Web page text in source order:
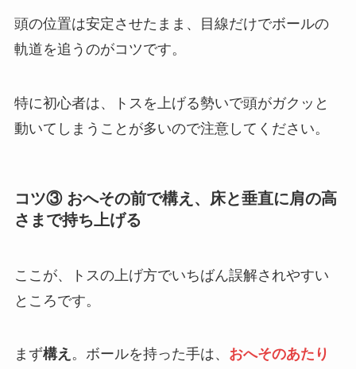
頭の位置は安定させたまま、目線だけでボールの
軌道を追うのがコツです。
特に初心者は、トスを上げる勢いで頭がガクッと
動いてしまうことが多いので注意してください。
コツ③ おへその前で構え、床と垂直に肩の高
さまで持ち上げる
ここが、トスの上げ方でいちばん誤解されやすい
ところです。
まず構え 。ボールを持った手は、 おへそのあたり